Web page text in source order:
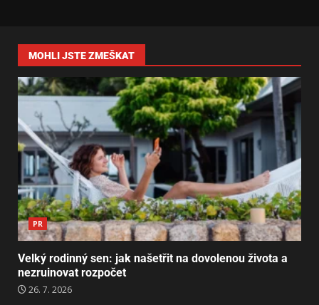
MOHLI JSTE ZMEŠKAT
PR
Velký rodinný sen: jak našetřit na dovolenou života a
nezruinovat rozpočet
26. 7. 2026